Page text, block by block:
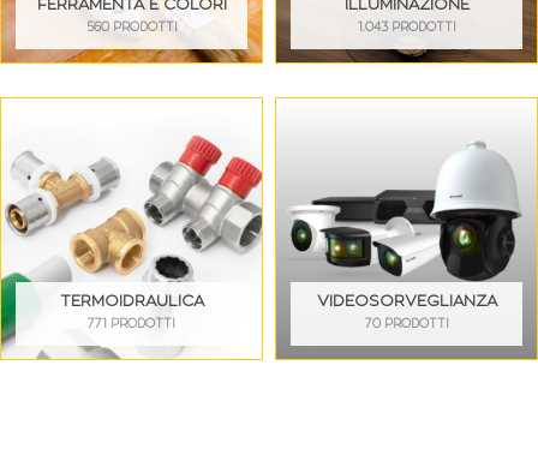
FERRAMENTA E COLORI
560 PRODOTTI
ILLUMINAZIONE
1.043 PRODOTTI
TERMOIDRAULICA
771 PRODOTTI
VIDEOSORVEGLIANZA
70 PRODOTTI